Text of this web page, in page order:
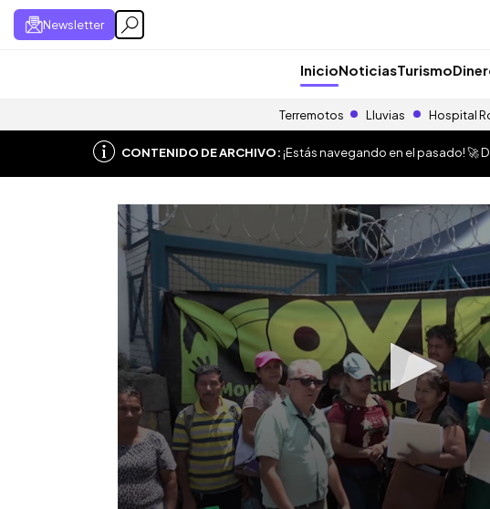
Newsletter
InicioNoticiasTurismo
Terremotos Lluvias Hospital
CONTENIDO DE ARCHIVO:¡Estás navegando en el pasado! 🚀